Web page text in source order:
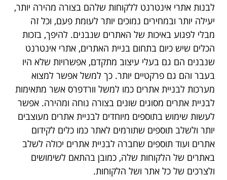
לבנות אתרי אינטרנט ללקוחות שלהם בצורה מהירה יותר,
יעילה יותר ובמחירים נמוכים יותר לעומת פעם, וכל זה
מבלי לפגוע באיכות של האתרים שנבנים. להיפך, בזכות
הכלים שיש כיום בתחום בניית האתרים, אתרי אינטרנט
שנבנים הם גם בעלי עיצוב מתקדם, אפשרויות שלא היו
בעבר והם גם פרקטיים יותר. כך למשל אפשר למצוא
מערכות לבניית אתרים כמו למשל וורדפרס אשר מתאימות
לבניית אתרים מסוגים שונים בצורה נוחה ומהירה. אפשר
לעשות שימוש בתוספים מיוחדים לבניית אתרים מעוצבים
יותר ולשלב תוספים שתורמים לאתר כמו כלים לקידום
אתרים ועוד תוספים שחברה לבניית אתרים יכולה לשלב
באתרים של הלקוחות שלה, כמובן בהתאם לשימושים
ולצרכים של כל אתר ושל הלקוחות.